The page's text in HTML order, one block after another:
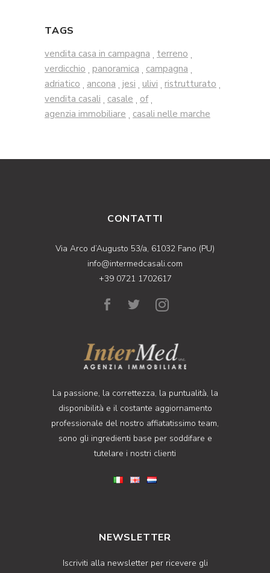
TAGS
vendita casa in campagna , terreno ,
verdicchio , panoramica , campagna ,
adriatico , ancona ,jesi , ulivi , ristrutturato ,
vendita casali , casale , of ,
agenzia immobiliare , casali nelle marche
CONTATTI
Via Arco d’Augusto 53/a, 61032 Fano (PU)
info@intermedcasali.com
+39 0721 1702617
La passione, la correttezza, la puntualità, la
disponibilità e il costante aggiornamento
professionale del nostro affiatatissimo team,
sono gli ingredienti base per soddifare e
tutelare i nostri clienti
NEWSLETTER
Iscriviti alla newsletter per ricevere gli